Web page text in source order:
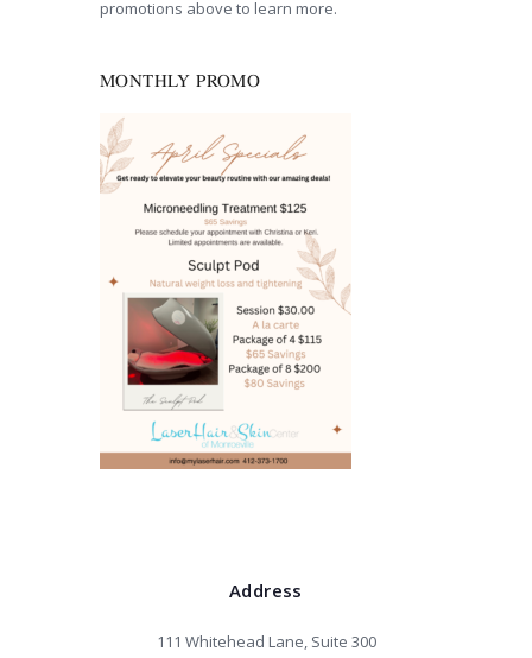
promotions above to learn more.
MONTHLY PROMO
Address
111 Whitehead Lane, Suite 300